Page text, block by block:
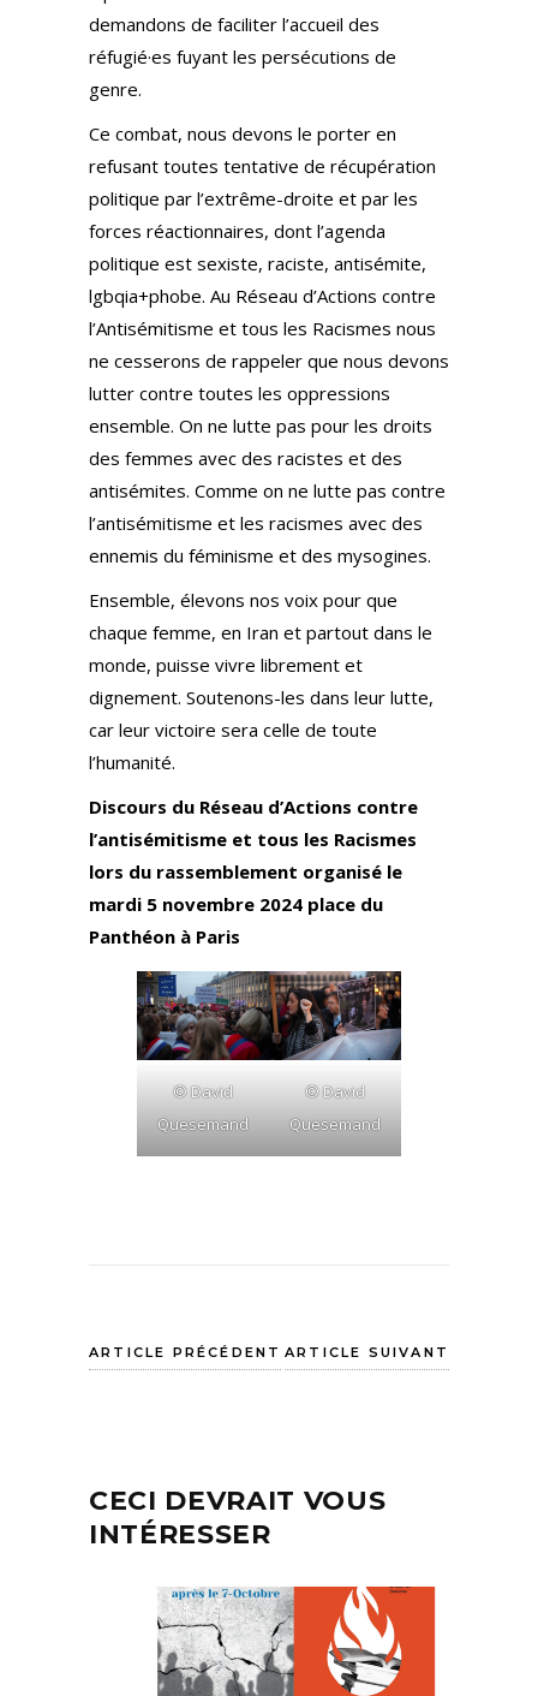
demandons de faciliter l’accueil des
réfugié·es fuyant les persécutions de
genre.
Ce combat, nous devons le porter en
refusant toutes tentative de récupération
politique par l’extrême-droite et par les
forces réactionnaires, dont l’agenda
politique est sexiste, raciste, antisémite,
lgbqia+phobe. Au Réseau d’Actions contre
l’Antisémitisme et tous les Racismes nous
ne cesserons de rappeler que nous devons
lutter contre toutes les oppressions
ensemble. On ne lutte pas pour les droits
des femmes avec des racistes et des
antisémites. Comme on ne lutte pas contre
l’antisémitisme et les racismes avec des
ennemis du féminisme et des mysogines.
Ensemble, élevons nos voix pour que
chaque femme, en Iran et partout dans le
monde, puisse vivre librement et
dignement. Soutenons-les dans leur lutte,
car leur victoire sera celle de toute
l’humanité.
Discours du Réseau d’Actions contre
l’antisémitisme et tous les Racismes
lors du rassemblement organisé le
mardi 5 novembre 2024 place du
Panthéon à Paris
© David
Quesemand
© David
Quesemand
ARTICLE PRÉCÉDENT ARTICLE SUIVANT
CECI DEVRAIT VOUS
INTÉRESSER